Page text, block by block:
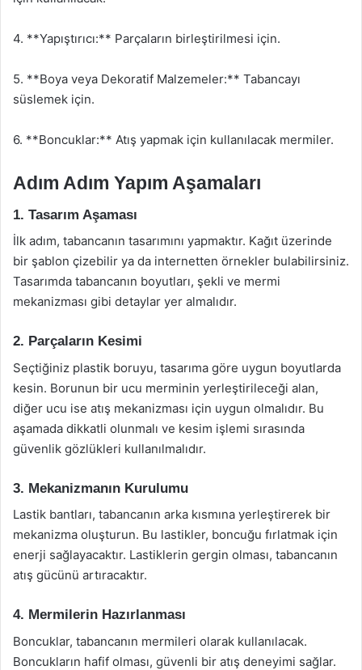
4. **Yapıştırıcı:** Parçaların birleştirilmesi için.
5. **Boya veya Dekoratif Malzemeler:** Tabancayı
süslemek için.
6. **Boncuklar:** Atış yapmak için kullanılacak mermiler.
Adım Adım Yapım Aşamaları
1. Tasarım Aşaması
İlk adım, tabancanın tasarımını yapmaktır. Kağıt üzerinde
bir şablon çizebilir ya da internetten örnekler bulabilirsiniz.
Tasarımda tabancanın boyutları, şekli ve mermi
mekanizması gibi detaylar yer almalıdır.
2. Parçaların Kesimi
Seçtiğiniz plastik boruyu, tasarıma göre uygun boyutlarda
kesin. Borunun bir ucu merminin yerleştirileceği alan,
diğer ucu ise atış mekanizması için uygun olmalıdır. Bu
aşamada dikkatli olunmalı ve kesim işlemi sırasında
güvenlik gözlükleri kullanılmalıdır.
3. Mekanizmanın Kurulumu
Lastik bantları, tabancanın arka kısmına yerleştirerek bir
mekanizma oluşturun. Bu lastikler, boncuğu fırlatmak için
enerji sağlayacaktır. Lastiklerin gergin olması, tabancanın
atış gücünü artıracaktır.
4. Mermilerin Hazırlanması
Boncuklar, tabancanın mermileri olarak kullanılacak.
Boncukların hafif olması, güvenli bir atış deneyimi sağlar.